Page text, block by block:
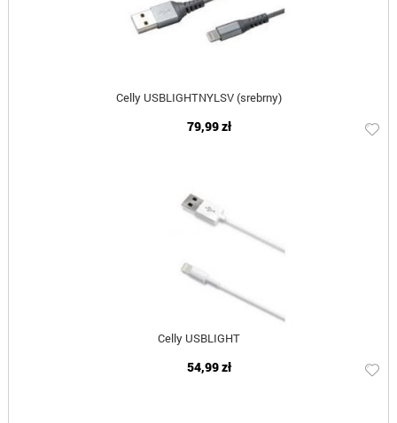
Celly USBLIGHTNYLSV (srebrny)
79,99 zł
Celly USBLIGHT
54,99 zł